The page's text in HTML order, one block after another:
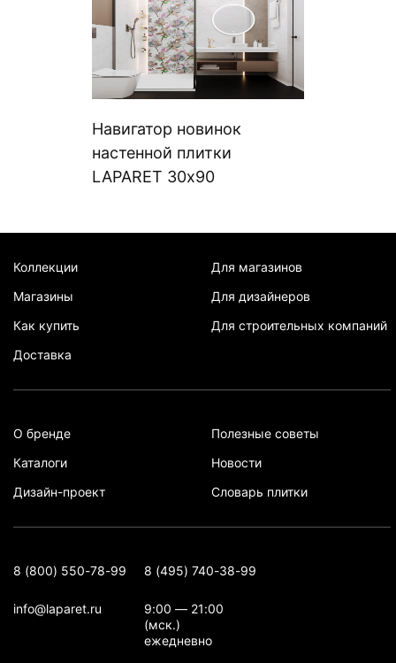
Навигатор новинок
настенной плитки
LAPARET 30х90
Коллекции
Магазины
Как купить
Доставка
Для магазинов
Для дизайнеров
Для строительных компаний
О бренде
Каталоги
Дизайн-проект
Полезные советы
Новости
Словарь плитки
8 (800) 550-78-99 8 (495) 740-38-99
info@laparet.ru
9:00 — 21:00
(мск.)
ежедневно